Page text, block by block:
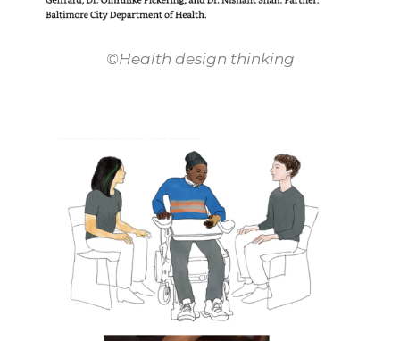
©Health design thinking